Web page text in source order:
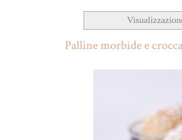
Palline morbide e